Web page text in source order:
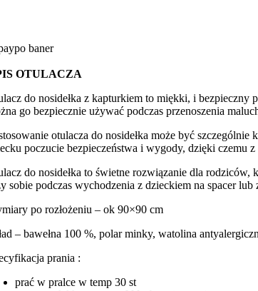
OTULACZA
do nosidełka z kapturkiem to miękki, i bezpieczny
go bezpiecznie używać podczas przenoszenia
otulacza do nosidełka może być
poczucie bezpieczeństwa i wygody, dzięki czemu
do nosidełka to świetne rozwiązanie dla
sobie podczas wychodzenia z dzieckiem na spacer lub
po rozłożeniu – ok 90×90 cm
– bawełna 100 %, polar minky, watolina
prania :
prać w pralce w temp 30 st